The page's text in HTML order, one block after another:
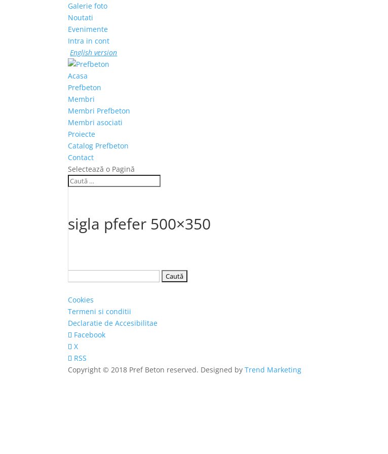
Galerie foto
Noutati
Evenimente
Intra in cont
English version
Acasa
Prefbeton
Membri
Membri Prefbeton
Membri asociati
Proiecte
Catalog Prefbeton
Contact
Selectează o Pagină
sigla pfefer 500×350
Cookies
Termeni si conditii
Declaratie de Accesibilitae
Facebook
X
RSS
Copyright © 2018 Pref Beton reserved. Designed byTrend Marketing